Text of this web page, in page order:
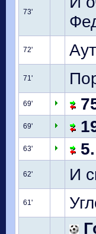
73'
72'
71'
69'
69'
63'
62' И
61'